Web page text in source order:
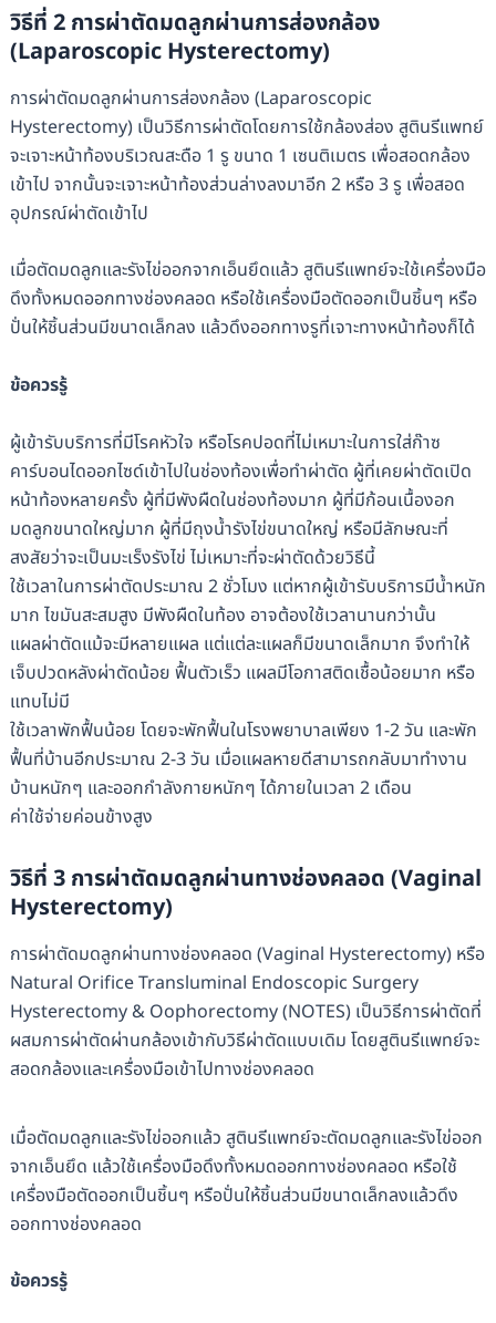
วิธีที่ 2 การผ่าตัดมดลูกผ่านการส่องกล้อง
(Laparoscopic Hysterectomy)
การผ่าตัดมดลูกผ่านการส่องกล้อง (Laparoscopic
Hysterectomy) เป็นวิธีการผ่าตัดโดยการใช้กล้องส่อง สูตินรีแพทย์
จะเจาะหน้าท้องบริเวณสะดือ 1 รู ขนาด 1 เซนติเมตร เพื่อสอดกล้อง
เข้าไป จากนั้นจะเจาะหน้าท้องส่วนล่างลงมาอีก 2 หรือ 3 รู เพื่อสอด
อุปกรณ์ผ่าตัดเข้าไป
เมื่อตัดมดลูกและรังไข่ออกจากเอ็นยึดแล้ว สูตินรีแพทย์จะใช้เครื่องมือ
ดึงทั้งหมดออกทางช่องคลอด หรือใช้เครื่องมือตัดออกเป็นชิ้นๆ หรือ
ปั่นให้ชิ้นส่วนมีขนาดเล็กลง แล้วดึงออกทางรูที่เจาะทางหน้าท้องก็ได้
ข้อควรรู้
ผู้เข้ารับบริการที่มีโรคหัวใจ หรือโรคปอดที่ไม่เหมาะในการใส่ก๊าซ
คาร์บอนไดออกไซด์เข้าไปในช่องท้องเพื่อทำผ่าตัด ผู้ที่เคยผ่าตัดเปิด
หน้าท้องหลายครั้ง ผู้ที่มีพังผืดในช่องท้องมาก ผู้ที่มีก้อนเนื้องอก
มดลูกขนาดใหญ่มาก ผู้ที่มีถุงน้ำรังไข่ขนาดใหญ่ หรือมีลักษณะที่
สงสัยว่าจะเป็นมะเร็งรังไข่ ไม่เหมาะที่จะผ่าตัดด้วยวิธีนี้
ใช้เวลาในการผ่าตัดประมาณ 2 ชั่วโมง แต่หากผู้เข้ารับบริการมีน้ำหนัก
มาก ไขมันสะสมสูง มีพังผืดในท้อง อาจต้องใช้เวลานานกว่านั้น
แผลผ่าตัดแม้จะมีหลายแผล แต่แต่ละแผลก็มีขนาดเล็กมาก จึงทำให้
เจ็บปวดหลังผ่าตัดน้อย ฟื้นตัวเร็ว แผลมีโอกาสติดเชื้อน้อยมาก หรือ
แทบไม่มี
ใช้เวลาพักฟื้นน้อย โดยจะพักฟื้นในโรงพยาบาลเพียง 1-2 วัน และพัก
ฟื้นที่บ้านอีกประมาณ 2-3 วัน เมื่อแผลหายดีสามารถกลับมาทำงาน
บ้านหนักๆ และออกกำลังกายหนักๆ ได้ภายในเวลา 2 เดือน
ค่าใช้จ่ายค่อนข้างสูง
วิธีที่ 3 การผ่าตัดมดลูกผ่านทางช่องคลอด (Vaginal
Hysterectomy)
การผ่าตัดมดลูกผ่านทางช่องคลอด (Vaginal Hysterectomy) หรือ
Natural Orifice Transluminal Endoscopic Surgery
Hysterectomy & Oophorectomy (NOTES) เป็นวิธีการผ่าตัดที่
ผสมการผ่าตัดผ่านกล้องเข้ากับวิธีผ่าตัดแบบเดิม โดยสูตินรีแพทย์จะ
สอดกล้องและเครื่องมือเข้าไปทางช่องคลอด
เมื่อตัดมดลูกและรังไข่ออกแล้ว สูตินรีแพทย์จะตัดมดลูกและรังไข่ออก
จากเอ็นยึด แล้วใช้เครื่องมือดึงทั้งหมดออกทางช่องคลอด หรือใช้
เครื่องมือตัดออกเป็นชิ้นๆ หรือปั่นให้ชิ้นส่วนมีขนาดเล็กลงแล้วดึง
ออกทางช่องคลอด
ข้อควรรู้